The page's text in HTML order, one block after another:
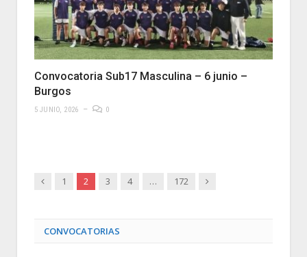
Convocatoria Sub17 Masculina – 6 junio –
Burgos
5 JUNIO, 2026 0
Anterior
1 2 3 4 … 172 Siguiente
CONVOCATORIAS